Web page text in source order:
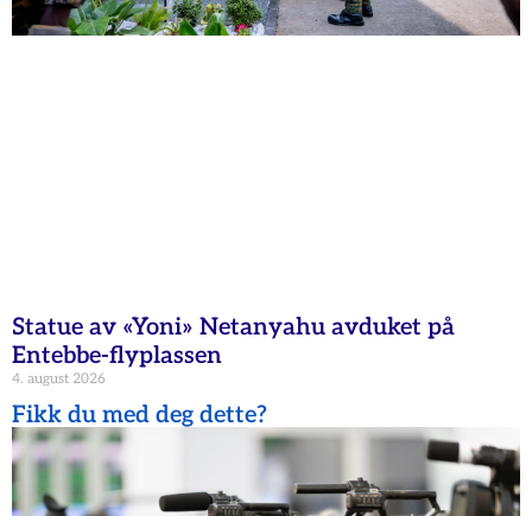
Statue av «Yoni» Netanyahu avduket på
Entebbe-flyplassen
4. august 2026
Fikk du med deg dette?